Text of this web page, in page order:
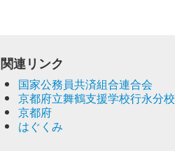
関連リンク
国家公務員共済組合連合会
京都府立舞鶴支援学校行永分校
京都府
はぐくみ